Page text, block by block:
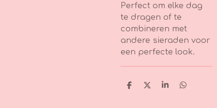
Perfect om elke dag
te dragen of te
combineren met
andere sieraden voor
een perfecte look.
D
D
S
D